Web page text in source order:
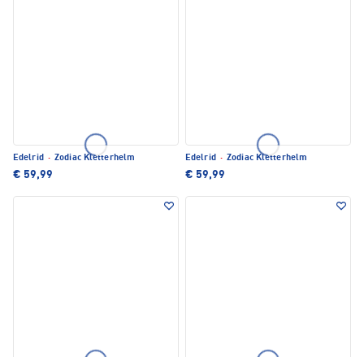
Edelrid · Zodiac Kletterhelm
€ 59,99
Edelrid · Zodiac Kletterhelm
€ 59,99